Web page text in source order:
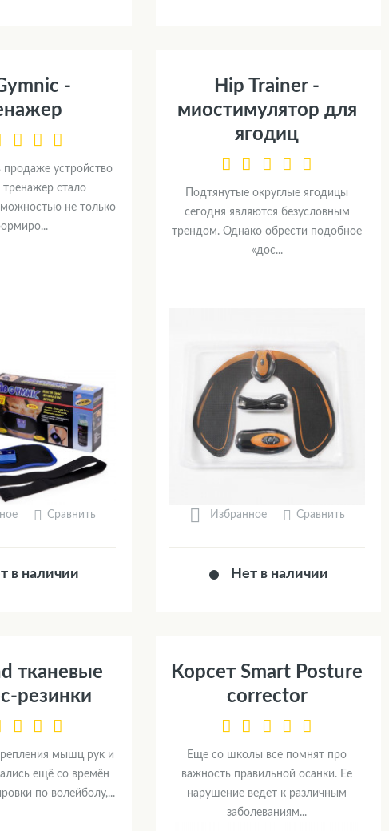
-
продаже устройство
тренажер стало
не только
Сравнить
в наличии
Hip Trainer -
миостимулятор для
ягодиц
Подтянутые округлые ягодицы
сегодня являются безусловным
трендом. Однако обрести подобное
«дос...
Избранное Сравнить
Нет в наличии
тканевые
резинки
мышц рук и
ещё со времён
по волейболу,...
Корсет Smart Posture
corrector
Еще со школы все помнят про
важность правильной осанки. Ее
нарушение ведет к различным
заболеваниям...